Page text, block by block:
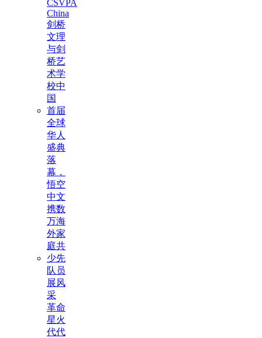
CSVPA
China
剑桥
文理
与剑
桥艺
术学
校中
国
首届
全球
华人
盛典
落
幕，
悟空
中文
携数
万海
外家
庭共
少先
队员
展风
采
革命
星火
代代